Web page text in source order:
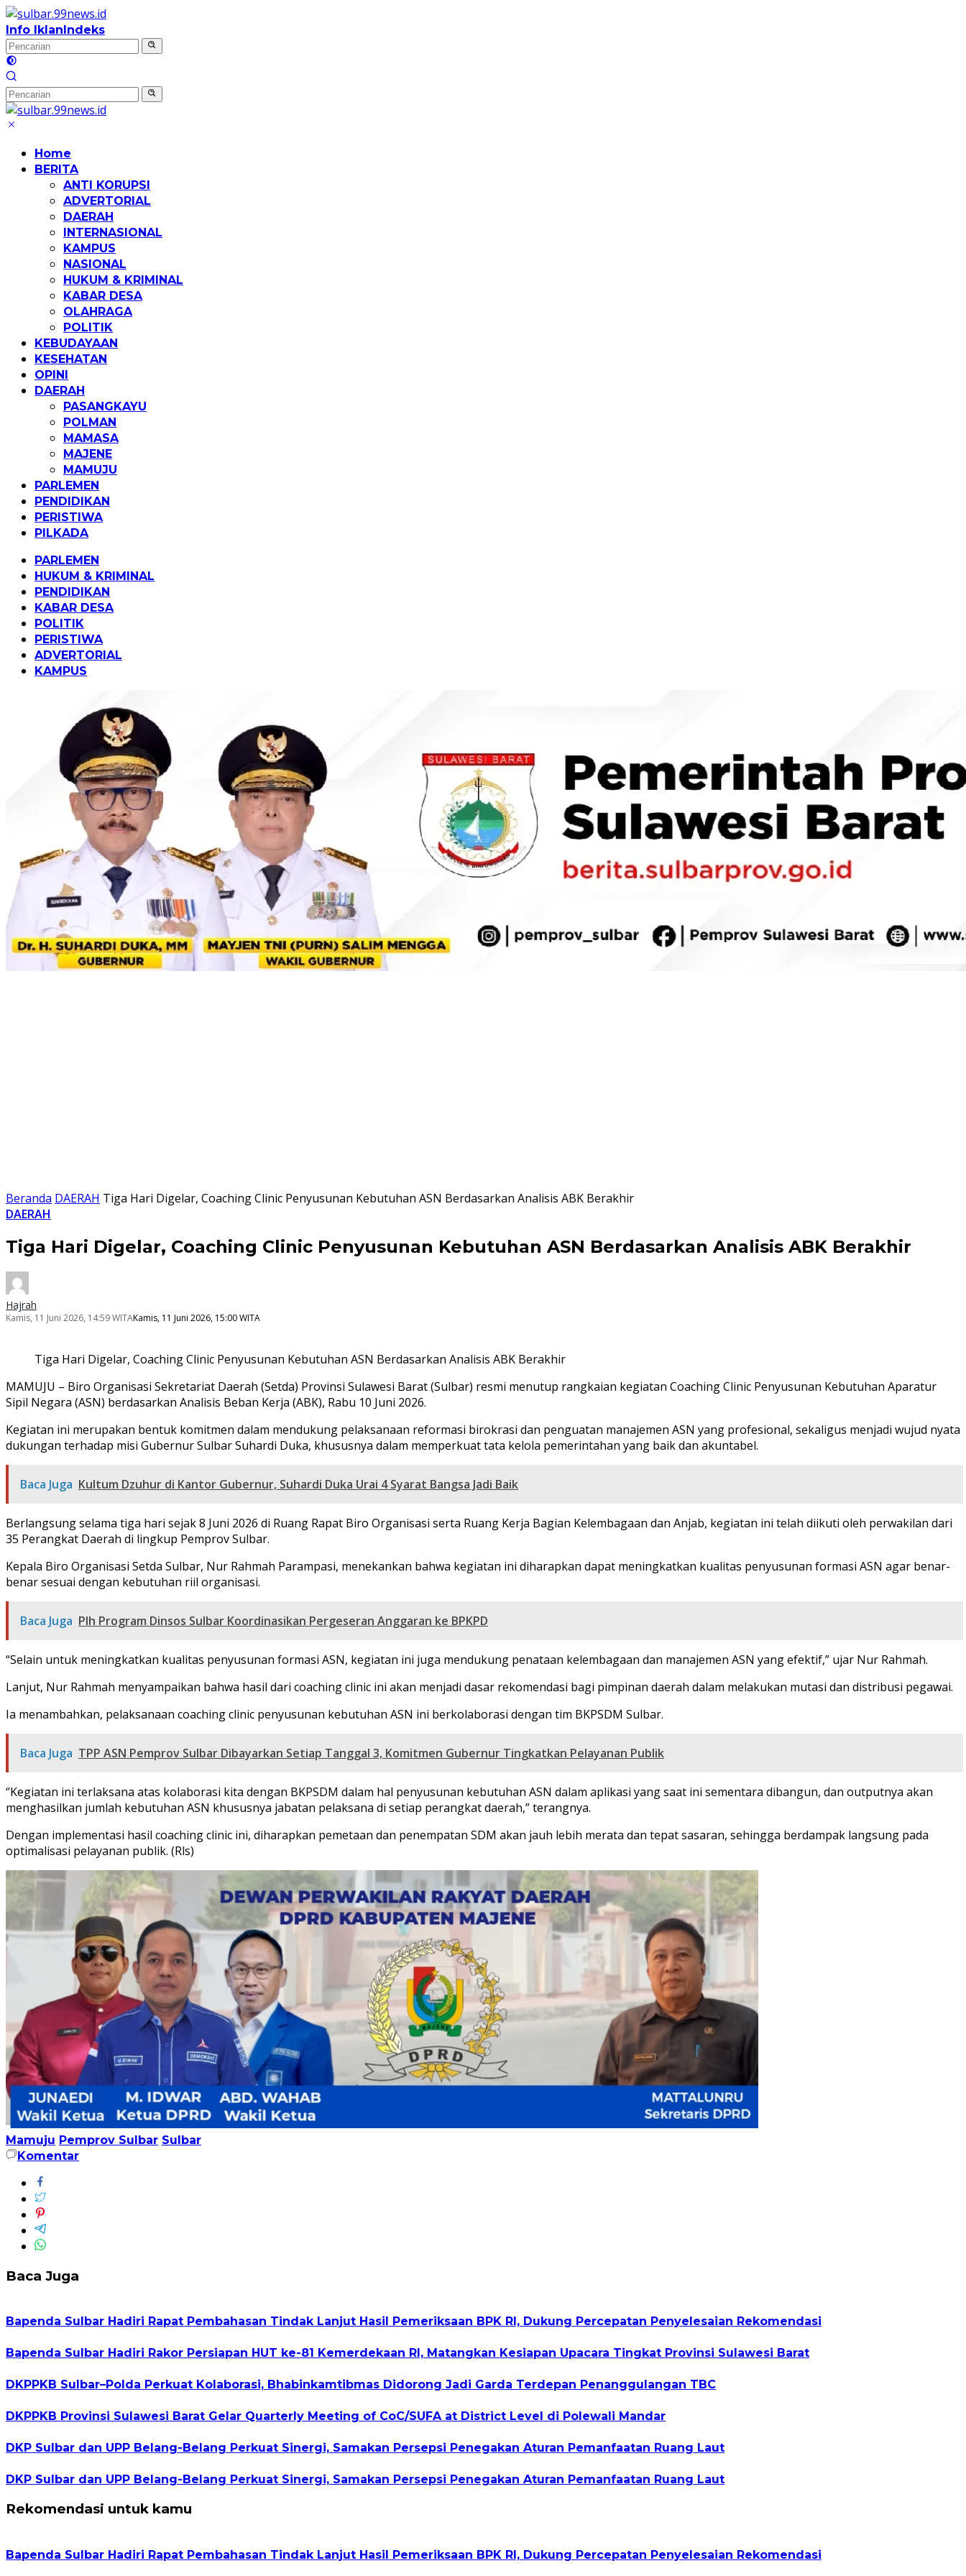
Langsung
ke
konten
Info IklanIndeks
Home
BERITA
ANTI KORUPSI
ADVERTORIAL
DAERAH
INTERNASIONAL
KAMPUS
NASIONAL
HUKUM & KRIMINAL
KABAR DESA
OLAHRAGA
POLITIK
KEBUDAYAAN
KESEHATAN
OPINI
DAERAH
PASANGKAYU
POLMAN
MAMASA
MAJENE
MAMUJU
PARLEMEN
PENDIDIKAN
PERISTIWA
PILKADA
PARLEMEN
HUKUM & KRIMINAL
PENDIDIKAN
KABAR DESA
POLITIK
PERISTIWA
ADVERTORIAL
KAMPUS
Beranda DAERAH Tiga Hari Digelar, Coaching Clinic Penyusunan Kebutuhan ASN Berdasarkan Analisis ABK Berakhir
DAERAH
Tiga Hari Digelar, Coaching Clinic Penyusunan Kebutuhan ASN Berdasarkan Analisis ABK Berakhir
Hajrah
Kamis, 11 Juni 2026, 14:59 WITAKamis, 11 Juni 2026, 15:00 WITA
Tiga Hari Digelar, Coaching Clinic Penyusunan Kebutuhan ASN Berdasarkan Analisis ABK Berakhir
MAMUJU – Biro Organisasi Sekretariat Daerah (Setda) Provinsi Sulawesi Barat (Sulbar) resmi menutup rangkaian kegiatan Coaching Clinic Penyusunan Kebutuhan Aparatur
Sipil Negara (ASN) berdasarkan Analisis Beban Kerja (ABK), Rabu 10 Juni 2026.
Kegiatan ini merupakan bentuk komitmen dalam mendukung pelaksanaan reformasi birokrasi dan penguatan manajemen ASN yang profesional, sekaligus menjadi wujud nyata
dukungan terhadap misi Gubernur Sulbar Suhardi Duka, khususnya dalam memperkuat tata kelola pemerintahan yang baik dan akuntabel.
Baca Juga Kultum Dzuhur di Kantor Gubernur, Suhardi Duka Urai 4 Syarat Bangsa Jadi Baik
Berlangsung selama tiga hari sejak 8 Juni 2026 di Ruang Rapat Biro Organisasi serta Ruang Kerja Bagian Kelembagaan dan Anjab, kegiatan ini telah diikuti oleh perwakilan dari
35 Perangkat Daerah di lingkup Pemprov Sulbar.
Kepala Biro Organisasi Setda Sulbar, Nur Rahmah Parampasi, menekankan bahwa kegiatan ini diharapkan dapat meningkatkan kualitas penyusunan formasi ASN agar benar-
benar sesuai dengan kebutuhan riil organisasi.
Baca Juga Plh Program Dinsos Sulbar Koordinasikan Pergeseran Anggaran ke BPKPD
“Selain untuk meningkatkan kualitas penyusunan formasi ASN, kegiatan ini juga mendukung penataan kelembagaan dan manajemen ASN yang efektif,” ujar Nur Rahmah.
Lanjut, Nur Rahmah menyampaikan bahwa hasil dari coaching clinic ini akan menjadi dasar rekomendasi bagi pimpinan daerah dalam melakukan mutasi dan distribusi pegawai.
Ia menambahkan, pelaksanaan coaching clinic penyusunan kebutuhan ASN ini berkolaborasi dengan tim BKPSDM Sulbar.
Baca Juga TPP ASN Pemprov Sulbar Dibayarkan Setiap Tanggal 3, Komitmen Gubernur Tingkatkan Pelayanan Publik
‘’Kegiatan ini terlaksana atas kolaborasi kita dengan BKPSDM dalam hal penyusunan kebutuhan ASN dalam aplikasi yang saat ini sementara dibangun, dan outputnya akan
menghasilkan jumlah kebutuhan ASN khususnya jabatan pelaksana di setiap perangkat daerah,” terangnya.
Dengan implementasi hasil coaching clinic ini, diharapkan pemetaan dan penempatan SDM akan jauh lebih merata dan tepat sasaran, sehingga berdampak langsung pada
optimalisasi pelayanan publik. (Rls)
Mamuju Pemprov Sulbar Sulbar
Komentar
Baca Juga
Bapenda Sulbar Hadiri Rapat Pembahasan Tindak Lanjut Hasil Pemeriksaan BPK RI, Dukung Percepatan Penyelesaian Rekomendasi
Bapenda Sulbar Hadiri Rakor Persiapan HUT ke-81 Kemerdekaan RI, Matangkan Kesiapan Upacara Tingkat Provinsi Sulawesi Barat
DKPPKB Sulbar–Polda Perkuat Kolaborasi, Bhabinkamtibmas Didorong Jadi Garda Terdepan Penanggulangan TBC
DKPPKB Provinsi Sulawesi Barat Gelar Quarterly Meeting of CoC/SUFA at District Level di Polewali Mandar
DKP Sulbar dan UPP Belang-Belang Perkuat Sinergi, Samakan Persepsi Penegakan Aturan Pemanfaatan Ruang Laut
DKP Sulbar dan UPP Belang-Belang Perkuat Sinergi, Samakan Persepsi Penegakan Aturan Pemanfaatan Ruang Laut
Rekomendasi untuk kamu
Bapenda Sulbar Hadiri Rapat Pembahasan Tindak Lanjut Hasil Pemeriksaan BPK RI, Dukung Percepatan Penyelesaian Rekomendasi